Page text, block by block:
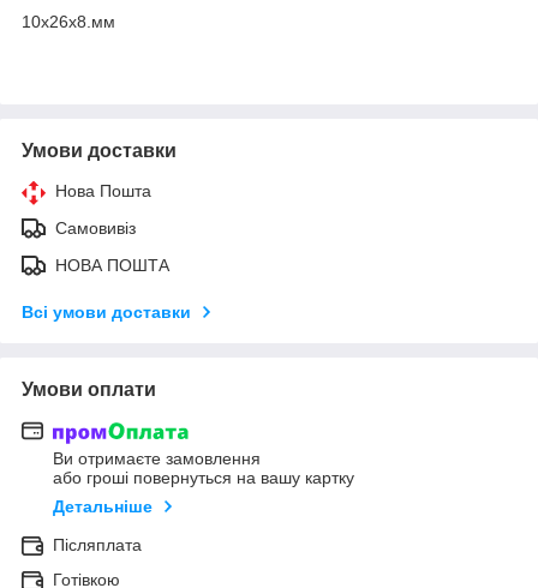
10x26x8.мм
Умови доставки
Нова Пошта
Самовивіз
НОВА ПОШТА
Всі умови доставки
Умови оплати
Ви отримаєте замовлення
або гроші повернуться на вашу картку
Детальніше
Післяплата
Готівкою